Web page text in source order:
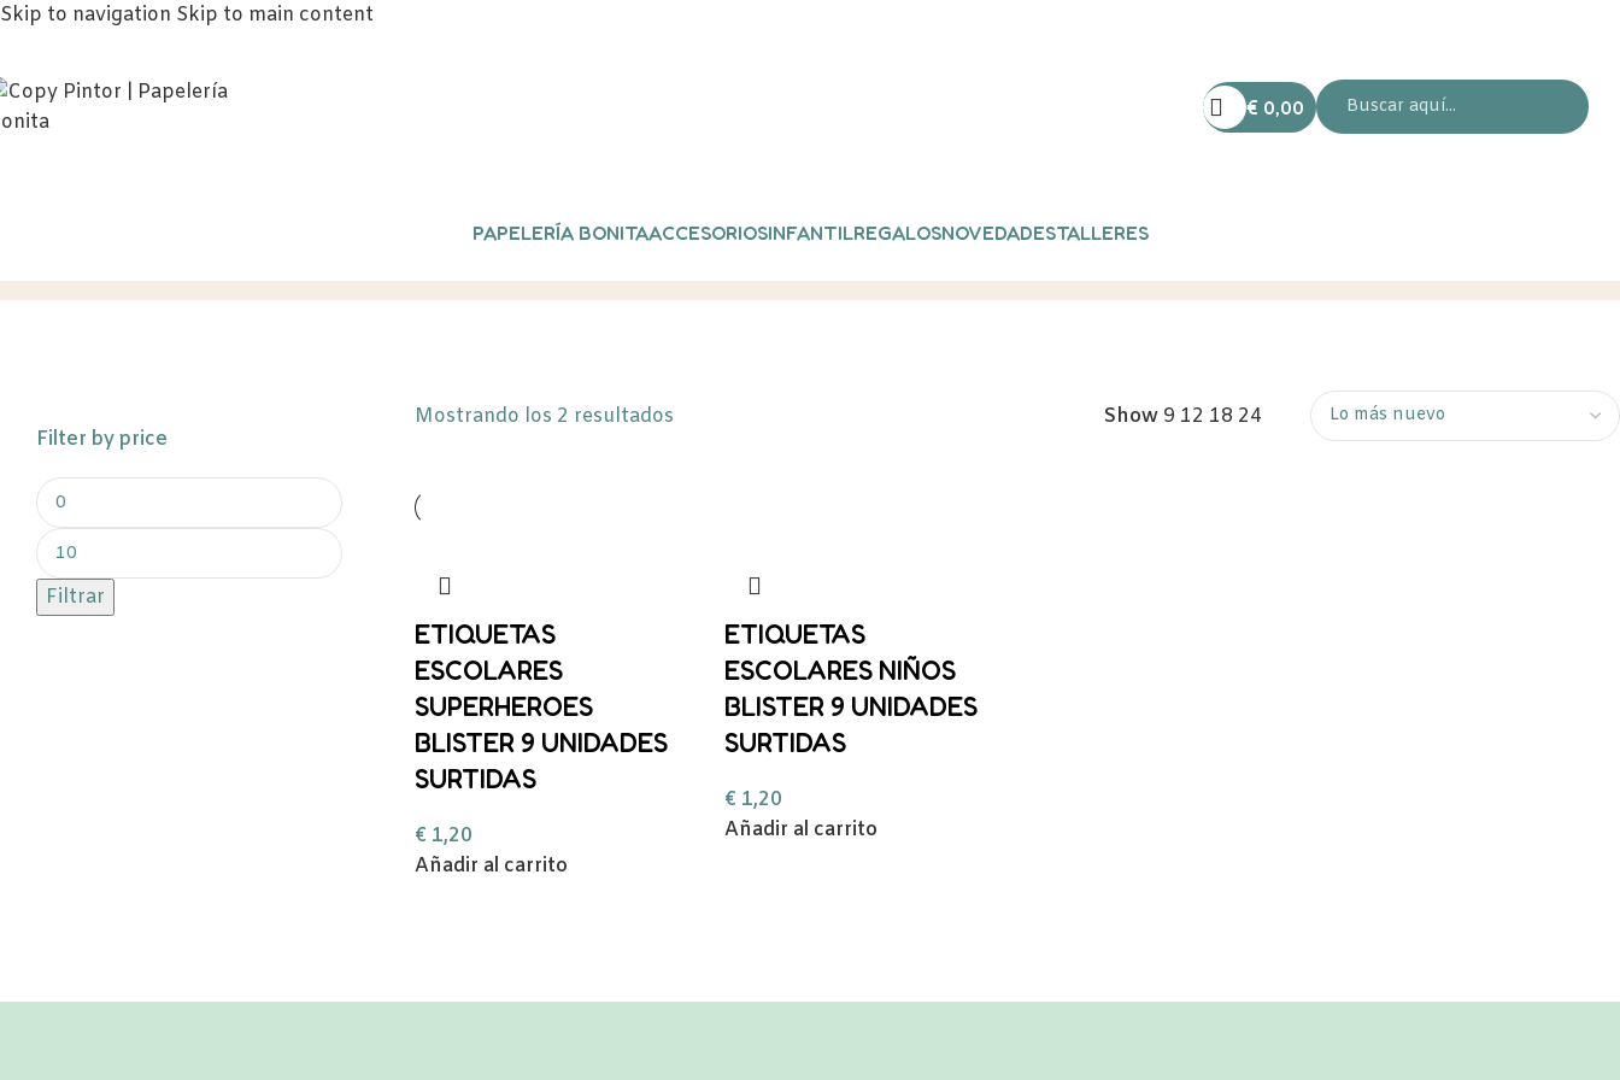
Skip to navigation Skip to main content
€ 0,00
PAPELERÍA BONITAACCESORIOSINFANTILREGALOSNOVEDADESTALLERES
Filter by price
Filtrar
Mostrando los 2 resultados Show 9 12 18 24
ETIQUETAS
ESCOLARES
SUPERHEROES
BLISTER 9 UNIDADES
SURTIDAS
€ 1,20
Añadir al carrito
ETIQUETAS
ESCOLARES NIÑOS
BLISTER 9 UNIDADES
SURTIDAS
€ 1,20
Añadir al carrito